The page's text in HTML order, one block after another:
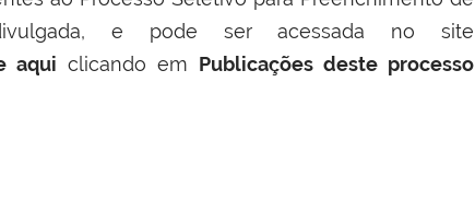
e pode ser acessada no site
aqui clicando em Publicações deste processo